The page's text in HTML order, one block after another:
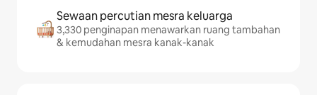
Sewaan percutian mesra keluarga
3,330 penginapan menawarkan ruang tambahan
& kemudahan mesra kanak-kanak